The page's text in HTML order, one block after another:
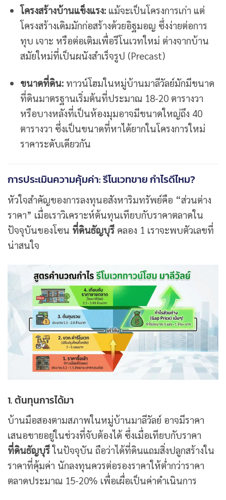
โครงสร้างบ้านแข็งแรง:แม้จะเป็นโครงการเก่า แต่
โครงสร้างเดิมมักก่อสร้างด้วยอิฐมอญ ซึ่งง่ายต่อการ
ทุบ เจาะ หรือต่อเติมเพื่อรีโนเวทใหม่ ต่างจากบ้าน
สมัยใหม่ที่เป็นผนังสำเร็จรูป (Precast)
ขนาดที่ดิน:ทาวน์โฮมในหมู่บ้านมาลีวัลย์มักมีขนาด
ที่ดินมาตรฐานเริ่มต้นที่ประมาณ 18-20 ตารางวา
หรือบางหลังที่เป็นห้องมุมอาจมีขนาดใหญ่ถึง 40
ตารางวา ซึ่งเป็นขนาดที่หาได้ยากในโครงการใหม่
ราคาระดับเดียวกัน
การประเมินความคุ้มค่า: รีโนเวทขาย กำไรดีไหม?
หัวใจสำคัญของการลงทุนอสังหาริมทรัพย์คือ “ส่วนต่าง
ราคา” เมื่อเราวิเคราะห์ต้นทุนเทียบกับราคาตลาดใน
ปัจจุบันของโซน ที่ดินธัญบุรี คลอง 1 เราจะพบตัวเลขที่
น่าสนใจ
1. ต้นทุนการได้มา
บ้านมือสองตามสภาพในหมู่บ้านมาลีวัลย์ อาจมีราคา
เสนอขายอยู่ในช่วงที่จับต้องได้ ซึ่งเมื่อเทียบกับราคา
ที่ดินธัญบุรีในปัจจุบัน ถือว่าได้ที่ดินแถมสิ่งปลูกสร้างใน
ราคาที่คุ้มค่า นักลงทุนควรต่อรองราคาให้ต่ำกว่าราคา
ตลาดประมาณ 15-20% เพื่อเผื่อเป็นค่าดำเนินการ